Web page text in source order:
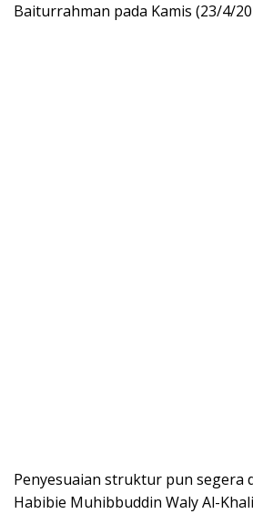
Baiturrahman pada Kamis (23/4/
Penyesuaian struktur pun segera
Habibie Muhibbuddin Waly Al-